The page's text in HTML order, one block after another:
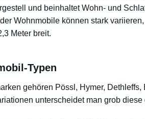
und beinhaltet Wohn- und
Wohnmobile können stark
Meter breit.
Typen
gehören Pössl, Hymer, Dethleffs,
unterscheidet man grob diese